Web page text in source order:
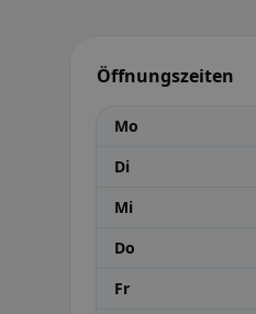
Öffnungszeiten
Mo
Di
Mi
Do
Fr